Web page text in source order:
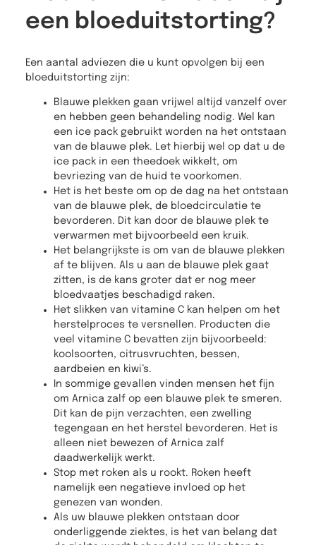
een bloeduitstorting?
Een aantal adviezen die u kunt opvolgen bij een
bloeduitstorting zijn:
Blauwe plekken gaan vrijwel altijd vanzelf over
en hebben geen behandeling nodig. Wel kan
een ice pack gebruikt worden na het ontstaan
van de blauwe plek. Let hierbij wel op dat u de
ice pack in een theedoek wikkelt, om
bevriezing van de huid te voorkomen.
Het is het beste om op de dag na het ontstaan
van de blauwe plek, de bloedcirculatie te
bevorderen. Dit kan door de blauwe plek te
verwarmen met bijvoorbeeld een kruik.
Het belangrijkste is om van de blauwe plekken
af te blijven. Als u aan de blauwe plek gaat
zitten, is de kans groter dat er nog meer
bloedvaatjes beschadigd raken.
Het slikken van vitamine C kan helpen om het
herstelproces te versnellen. Producten die
veel vitamine C bevatten zijn bijvoorbeeld:
koolsoorten, citrusvruchten, bessen,
aardbeien en kiwi’s.
In sommige gevallen vinden mensen het fijn
om Arnica zalf op een blauwe plek te smeren.
Dit kan de pijn verzachten, een zwelling
tegengaan en het herstel bevorderen. Het is
alleen niet bewezen of Arnica zalf
daadwerkelijk werkt.
Stop met roken als u rookt. Roken heeft
namelijk een negatieve invloed op het
genezen van wonden.
Als uw blauwe plekken ontstaan door
onderliggende ziektes, is het van belang dat